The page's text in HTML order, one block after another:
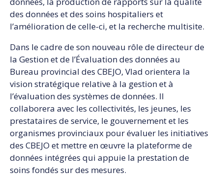
des données et des soins hospitaliers et
l’amélioration de celle-ci, et la recherche multisite.
Dans le cadre de son nouveau rôle de directeur de
la Gestion et de l’Évaluation des données au
Bureau provincial des CBEJO, Vlad orientera la
vision stratégique relative à la gestion et à
l’évaluation des systèmes de données. Il
collaborera avec les collectivités, les jeunes, les
prestataires de service, le gouvernement et les
organismes provinciaux pour évaluer les initiatives
des CBEJO et mettre en œuvre la plateforme de
données intégrées qui appuie la prestation de
soins fondés sur des mesures.